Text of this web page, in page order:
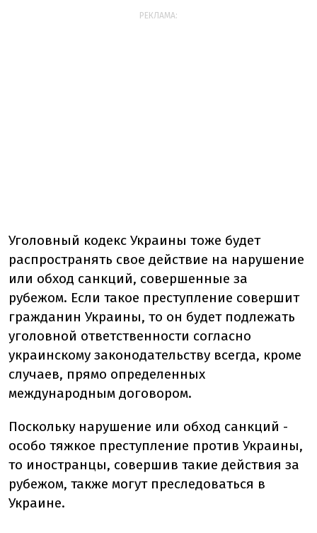
РЕКЛАМА:
Уголовный кодекс Украины тоже будет
распространять свое действие на нарушение
или обход санкций, совершенные за
рубежом. Если такое преступление совершит
гражданин Украины, то он будет подлежать
уголовной ответственности согласно
украинскому законодательству всегда, кроме
случаев, прямо определенных
международным договором.
Поскольку нарушение или обход санкций -
особо тяжкое преступление против Украины,
то иностранцы, совершив такие действия за
рубежом, также могут преследоваться в
Украине.